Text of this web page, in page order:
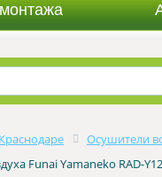
Осушители
Funai Yamaneko RAD-